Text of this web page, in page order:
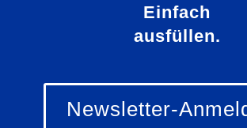
Einfach
ausfüllen.
Newsletter-